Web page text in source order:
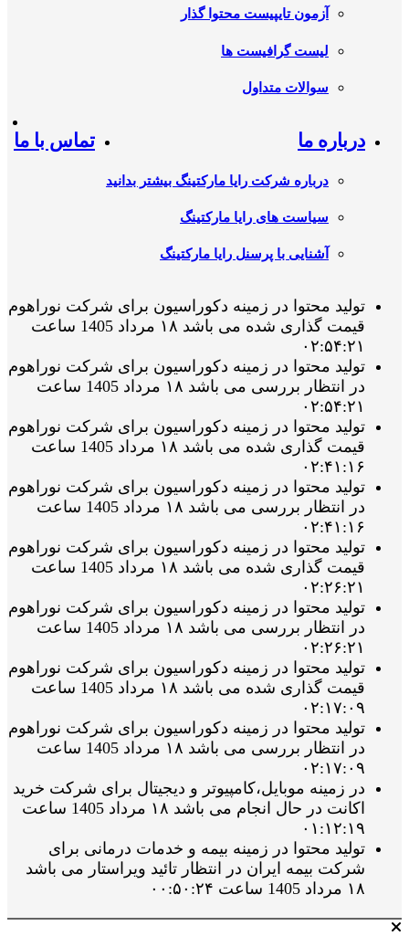
آزمون تایپیست محتوا گذار
لیست گرافیست ها
سوالات متداول
درباره ما
درباره شرکت رایا مارکتینگ بیشتر بدانید
سیاست های رایا مارکتینگ
آشنایی با پرسنل رایا مارکتینگ
تماس با ما
تولید محتوا در زمینه دکوراسیون برای شرکت نوراهوم
قیمت گذاری شده می باشد ۱۸ مرداد 1405 ساعت
۰۲:۵۴:۲۱
تولید محتوا در زمینه دکوراسیون برای شرکت نوراهوم
در انتظار بررسی می باشد ۱۸ مرداد 1405 ساعت
۰۲:۵۴:۲۱
تولید محتوا در زمینه دکوراسیون برای شرکت نوراهوم
قیمت گذاری شده می باشد ۱۸ مرداد 1405 ساعت
۰۲:۴۱:۱۶
تولید محتوا در زمینه دکوراسیون برای شرکت نوراهوم
در انتظار بررسی می باشد ۱۸ مرداد 1405 ساعت
۰۲:۴۱:۱۶
تولید محتوا در زمینه دکوراسیون برای شرکت نوراهوم
قیمت گذاری شده می باشد ۱۸ مرداد 1405 ساعت
۰۲:۲۶:۲۱
تولید محتوا در زمینه دکوراسیون برای شرکت نوراهوم
در انتظار بررسی می باشد ۱۸ مرداد 1405 ساعت
۰۲:۲۶:۲۱
تولید محتوا در زمینه دکوراسیون برای شرکت نوراهوم
قیمت گذاری شده می باشد ۱۸ مرداد 1405 ساعت
۰۲:۱۷:۰۹
تولید محتوا در زمینه دکوراسیون برای شرکت نوراهوم
در انتظار بررسی می باشد ۱۸ مرداد 1405 ساعت
۰۲:۱۷:۰۹
در زمینه موبایل،کامپیوتر و دیجیتال برای شرکت خرید
اکانت در حال انجام می باشد ۱۸ مرداد 1405 ساعت
۰۱:۱۲:۱۹
تولید محتوا در زمینه بیمه و خدمات درمانی برای
شرکت بیمه ایران در انتظار تائید ویراستار می باشد
۱۸ مرداد 1405 ساعت ۰۰:۵۰:۲۴